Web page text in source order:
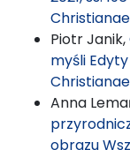
Piotr Janik,
myśli
Anna
obrazu